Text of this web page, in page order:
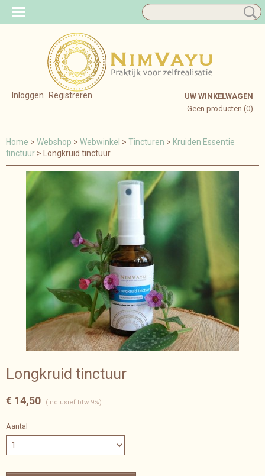
Inloggen Registreren
UW WINKELWAGEN
Geen producten (0)
Home > Webshop > Webwinkel > Tincturen > Kruiden Essentie
tinctuur > Longkruid tinctuur
Longkruid tinctuur
€ 14,50 (inclusief btw 9%)
Aantal